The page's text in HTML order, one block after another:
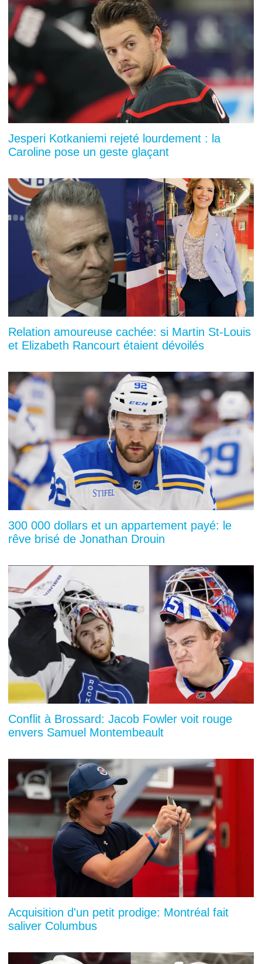
Jesperi Kotkaniemi rejeté lourdement : la
Caroline pose un geste glaçant
Relation amoureuse cachée: si Martin St-Louis
et Elizabeth Rancourt étaient dévoilés
300 000 dollars et un appartement payé: le
rêve brisé de Jonathan Drouin
Conflit à Brossard: Jacob Fowler voit rouge
envers Samuel Montembeault
Acquisition d'un petit prodige: Montréal fait
saliver Columbus